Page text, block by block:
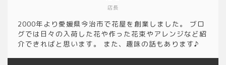
店長
2000年より愛媛県今治市で花屋を創業しました。 ブロ
グでは日々の入荷した花や作った花束やアレンジなど紹
介できればと思います。 また、趣味の話もあります♪